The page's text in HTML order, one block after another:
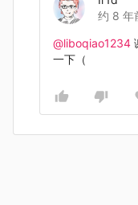
约 8 年
@liboqiao1234
一下（